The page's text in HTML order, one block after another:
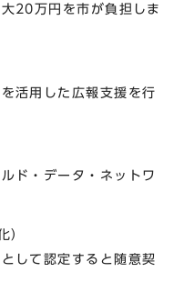
20万円を市が負担しま
活用した広報支援を行
ド・データ・ネットワ
）
して認定すると随意契